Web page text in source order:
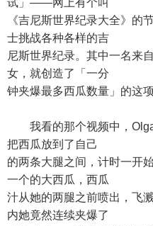
试」——网上有个叫
《吉尼斯世界纪录大全》的
士挑战各种各样的吉
尼斯世界纪录。其中一名来
女，就创造了「一分
钟夹爆最多西瓜数量」的这
我看的那个视频中，Olga
把西瓜放到了自己
的两条大腿之间，计时一开
一个的大西瓜，西瓜
汁从她的两腿之前喷出，飞
内她竟然连续夹爆了